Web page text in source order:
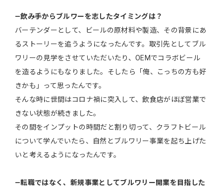
―飲み手からブルワーを志したタイミングは？
バーテンダーとして、ビールの原材料や製造、その背景にあ
るストーリーを追うようになったんです。取引先としてブル
ワリーの見学をさせていただいたり、OEMでコラボビール
を造るようにもなりました。そしたら「俺、こっちの方も好
きかも」って思ったんです。
そんな時に世間はコロナ禍に突入して、飲食店がほぼ営業で
きない状態が続きました。
その間をインプットの時間だと割り切って、クラフトビール
について学んでいたら、自然とブルワリー事業を起ち上げた
いと考えるようになったんです。
―転職ではなく、新規事業としてブルワリー開業を目指した